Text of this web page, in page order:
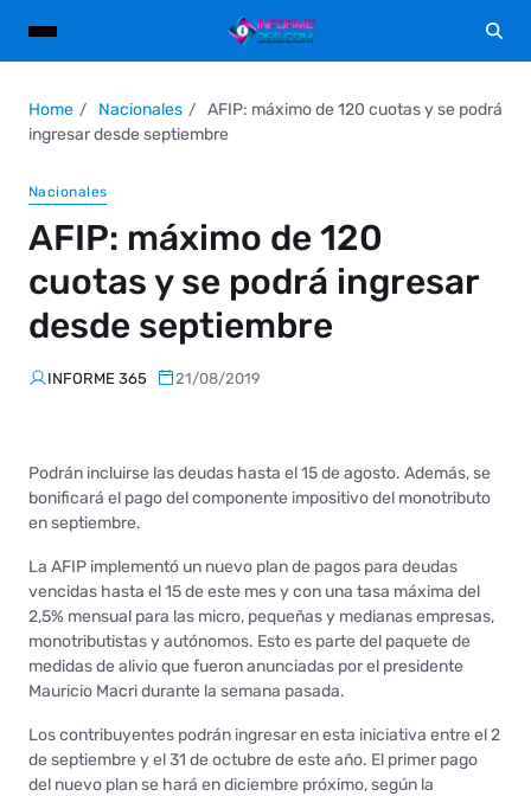
Home Nacionales
AFIP: máximo de 120 cuotas y se podrá
ingresar desde septiembre
Nacionales
AFIP: máximo de 120
cuotas y se podrá ingresar
desde septiembre
INFORME 365 21/08/2019
Podrán incluirse las deudas hasta el 15 de agosto. Además, se
bonificará el pago del componente impositivo del monotributo
en septiembre.
La AFIP implementó un nuevo plan de pagos para deudas
vencidas hasta el 15 de este mes y con una tasa máxima del
2,5% mensual para las micro, pequeñas y medianas empresas,
monotributistas y autónomos. Esto es parte del paquete de
medidas de alivio que fueron anunciadas por el presidente
Mauricio Macri durante la semana pasada.
Los contribuyentes podrán ingresar en esta iniciativa entre el 2
de septiembre y el 31 de octubre de este año. El primer pago
del nuevo plan se hará en diciembre próximo, según la